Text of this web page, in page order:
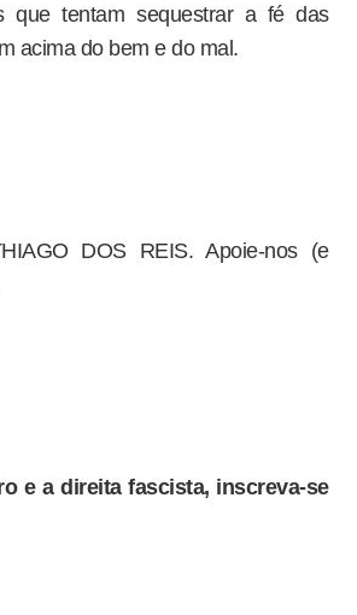
que tentam sequestrar a fé das
acima do bem e do mal.
DOS REIS. Apoie-nos (e
e a direita fascista, inscreva-se